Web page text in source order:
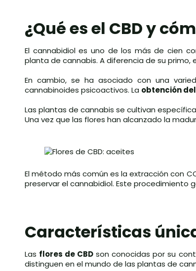
¿Qué es el CBD y
El cannabidiol es uno de los más de cien
planta de cannabis. A diferencia de su primo,
En cambio, se ha asociado con una
cannabinoides psicoactivos. La obtención
Las plantas de cannabis se cultivan
Una vez que las flores han alcanzado la
El método más común es la extracción con
preservar el cannabidiol. Este procedimiento
Características
Las flores de CBD son conocidas por su
distinguen en el mundo de las plantas de